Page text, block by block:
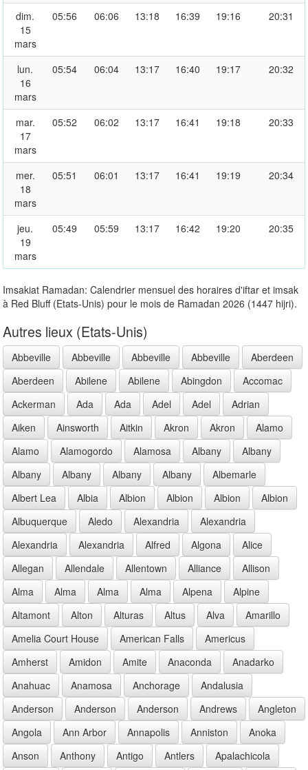
dim.
15
mars
05:56 06:06 13:18 16:39 19:16 20:31
lun.
16
mars
05:54 06:04 13:17 16:40 19:17 20:32
mar.
17
mars
05:52 06:02 13:17 16:41 19:18 20:33
mer.
18
mars
05:51 06:01 13:17 16:41 19:19 20:34
jeu.
19
mars
05:49 05:59 13:17 16:42 19:20 20:35
Imsakiat Ramadan: Calendrier mensuel des horaires d'iftar et imsak
à Red Bluff (Etats-Unis) pour le mois de Ramadan 2026 (1447 hijri).
Autres lieux (Etats-Unis)
Abbeville Abbeville Abbeville Abbeville
Aberdeen
Aberdeen
Abilene Abilene Abingdon
Accomac
Ackerman
Ada Ada Adel Adel
Adrian
Aiken
Ainsworth Aitkin Akron Akron
Alamo
Alamo
Alamogordo Alamosa Albany
Albany
Albany
Albany Albany Albany
Albemarle
Albert Lea
Albia Albion Albion Albion
Albion
Albuquerque
Aledo Alexandria
Alexandria
Alexandria
Alexandria Alfred Algona
Alice
Allegan
Allendale Allentown Alliance
Allison
Alma
Alma Alma Alma Alpena
Alpine
Altamont
Alton Alturas Altus Alva
Amarillo
Amelia Court House
American Falls
Americus
Amherst
Amidon Amite Anaconda
Anadarko
Anahuac
Anamosa Anchorage
Andalusia
Anderson
Anderson Anderson Andrews
Angleton
Angola
Ann Arbor Annapolis Anniston
Anoka
Anson
Anthony Antigo Antlers
Apalachicola